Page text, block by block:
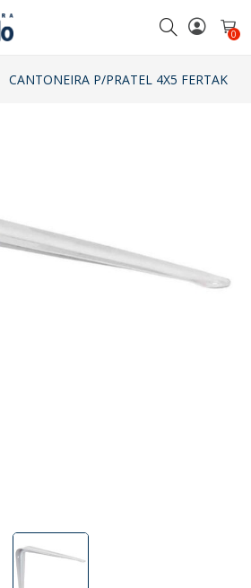
0
CANTONEIRA P/PRATEL 4X5 FERTAK